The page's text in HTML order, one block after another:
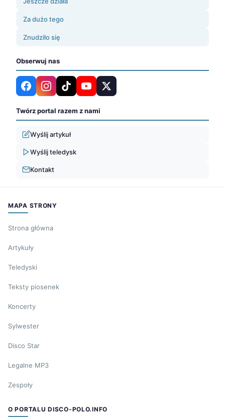
Za dużo tego
Znudziło się
Obserwuj nas
Twórz portal razem z nami
Wyślij artykuł
Wyślij teledysk
Kontakt
MAPA STRONY
Strona główna
Artykuły
Teledyski
Teksty piosenek
Koncerty
Sylwester
Disco Star
Legalne MP3
Zespoły
O PORTALU DISCO-POLO.INFO